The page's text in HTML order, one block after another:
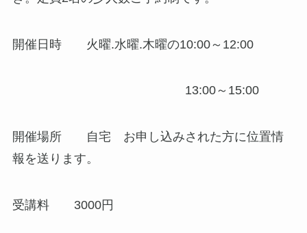
開催日時 火曜.水曜.木曜の10:00～12:00
13:00～15:00
開催場所 自宅 お申し込みされた方に位置情
報を送ります。
受講料 3000円